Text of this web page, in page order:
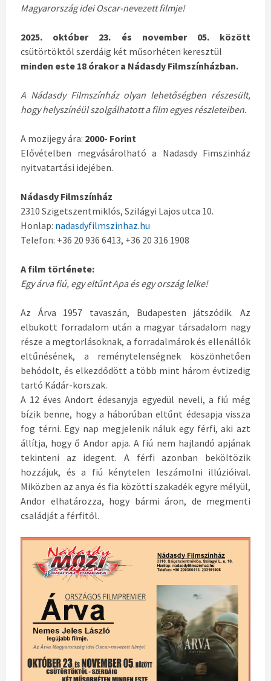
Magyarország idei Oscar-nevezett filmje!
2025. október 23. és november 05. között
csütörtöktől szerdáig két műsorhéten keresztül
minden este 18 órakor a Nádasdy Filmszínházban.
A Nádasdy Filmszínház olyan lehetőségben részesült,
hogy helyszínéül szolgálhatott a film egyes részleteiben.
A mozijegy ára: 2000- Forint
Elővételben megvásárolható a Nadasdy Fimszinház
nyitvatartási idejében.
Nádasdy Filmszínház
2310 Szigetszentmiklós, Szilágyi Lajos utca 10.
Honlap: nadasdyfilmszinhaz.hu
Telefon: +36 20 936 6413, +36 20 316 1908
A film története:
Egy árva fiú, egy eltűnt Apa és egy ország lelke!
Az Árva 1957 tavaszán, Budapesten játszódik. Az
elbukott forradalom után a magyar társadalom nagy
része a megtorlásoknak, a forradalmárok és ellenállók
eltűnésének, a reménytelenségnek köszönhetően
behódolt, és elkezdődött a több mint három évtizedig
tartó Kádár-korszak.
A 12 éves Andort édesanyja egyedül neveli, a fiú még
bízik benne, hogy a háborúban eltűnt édesapja vissza
fog térni. Egy nap megjelenik náluk egy férfi, aki azt
állítja, hogy ő Andor apja. A fiú nem hajlandó apjának
tekinteni az idegent. A férfi azonban beköltözik
hozzájuk, és a fiú kénytelen leszámolni illúzióival.
Miközben az anya és fia közötti szakadék egyre mélyül,
Andor elhatározza, hogy bármi áron, de megmenti
családját a férfitől.